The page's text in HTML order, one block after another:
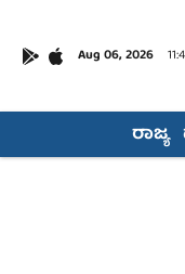
Aug 06, 2026
ರಾಜ್ಯ